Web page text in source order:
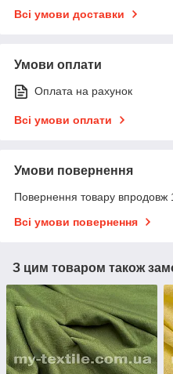
Всі умови доставки
Умови оплати
Оплата на рахунок
Всі умови оплати
Умови повернення
Повернення товару впродовж
Всі умови повернення
З цим товаром також